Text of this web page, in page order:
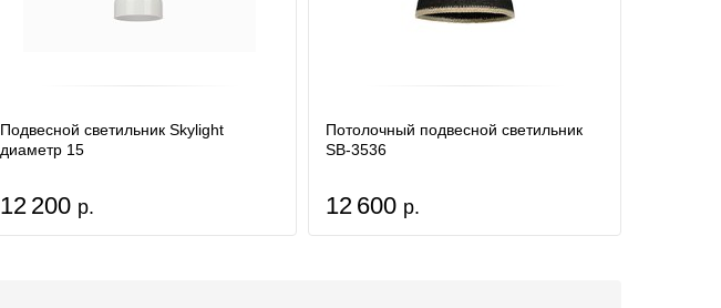
Подвесной светильник Skylight
диаметр 15
12 200 р.
Потолочный подвесной светильник
SB-3536
12 600 р.